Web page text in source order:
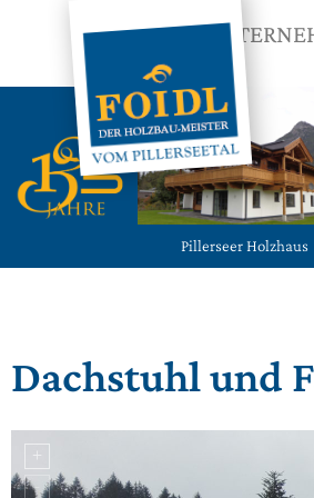
Pillerseer Holzhaus
Dachstuhl und